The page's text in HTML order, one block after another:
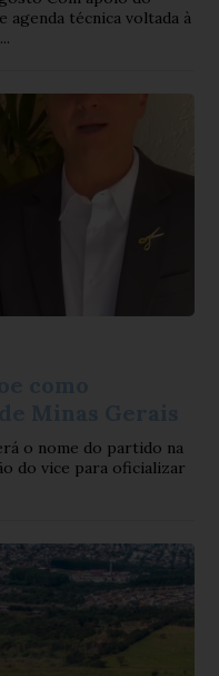
agenda técnica voltada à
o nome do partido na
do vice para oficializar